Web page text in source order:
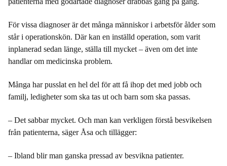
För vissa diagnoser är det många människor i arbetsför ålder som
står i operationskön. Där kan en inställd operation, som varit
inplanerad sedan länge, ställa till mycket – även om det inte
handlar om medicinska problem.
Många har pusslat en hel del för att få ihop det med jobb och
familj, ledigheter som ska tas ut och barn som ska passas.
– Det sabbar mycket. Och man kan verkligen förstå besvikelsen
från patienterna, säger Åsa och tillägger:
– Ibland blir man ganska pressad av besvikna patienter.